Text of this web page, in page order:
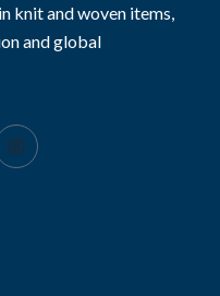
knit and woven items,
and global